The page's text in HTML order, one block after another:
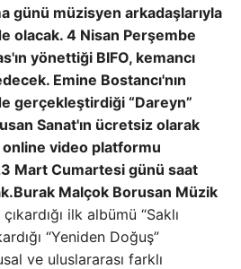
günü müzisyen arkadaşlarıyla
olacak. 4 Nisan Perşembe
yönettiği BIFO, kemancı
Emine Bostancı'nın
gerçekleştirdiği “Dareyn”
Sanat'ın ücretsiz olarak
video platformu
Mart Cumartesi günü saat
Burak Malçok Borusan Müzik
ilk albümü “Saklı
“Yeniden Doğuş”
ve uluslararası farklı